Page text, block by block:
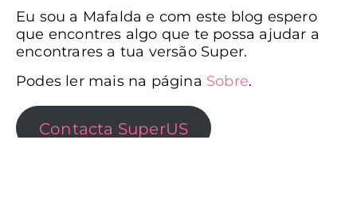
Eu sou a Mafalda e com este blog espero
que encontres algo que te possa ajudar a
encontrares a tua versão Super.
Podes ler mais na página Sobre.
Contacta SuperUS